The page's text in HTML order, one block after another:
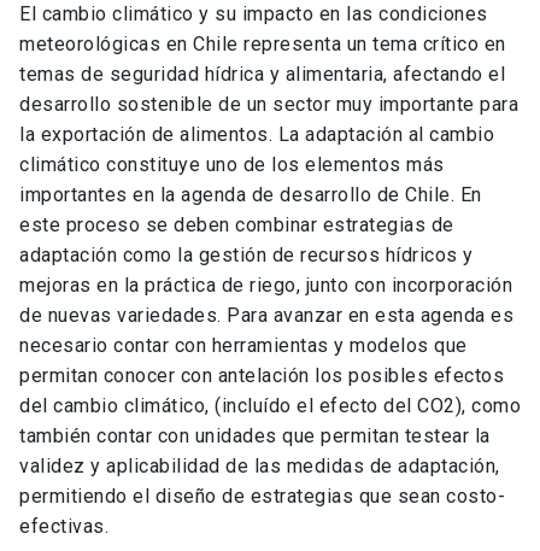
El cambio climático y su impacto en las condiciones
meteorológicas en Chile representa un tema crítico en
temas de seguridad hídrica y alimentaria, afectando el
desarrollo sostenible de un sector muy importante para
la exportación de alimentos. La adaptación al cambio
climático constituye uno de los elementos más
importantes en la agenda de desarrollo de Chile. En
este proceso se deben combinar estrategias de
adaptación como la gestión de recursos hídricos y
mejoras en la práctica de riego, junto con incorporación
de nuevas variedades. Para avanzar en esta agenda es
necesario contar con herramientas y modelos que
permitan conocer con antelación los posibles efectos
del cambio climático, (incluído el efecto del CO2), como
también contar con unidades que permitan testear la
validez y aplicabilidad de las medidas de adaptación,
permitiendo el diseño de estrategias que sean costo-
efectivas.